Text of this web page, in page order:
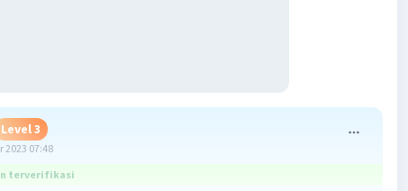
Level 3
2023 07:48
terverifikasi